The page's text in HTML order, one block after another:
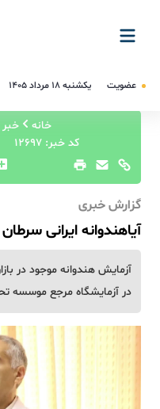
عضویت یکشنبه ۱۸ مرداد ۱۴۰۵
خانه
خبر
کد خبر: 12697
گزارش خبری
آیاهندوانه ایرانی
آزمایش هندوانه موجود در
در آزمایشگاه مرجع موسسه